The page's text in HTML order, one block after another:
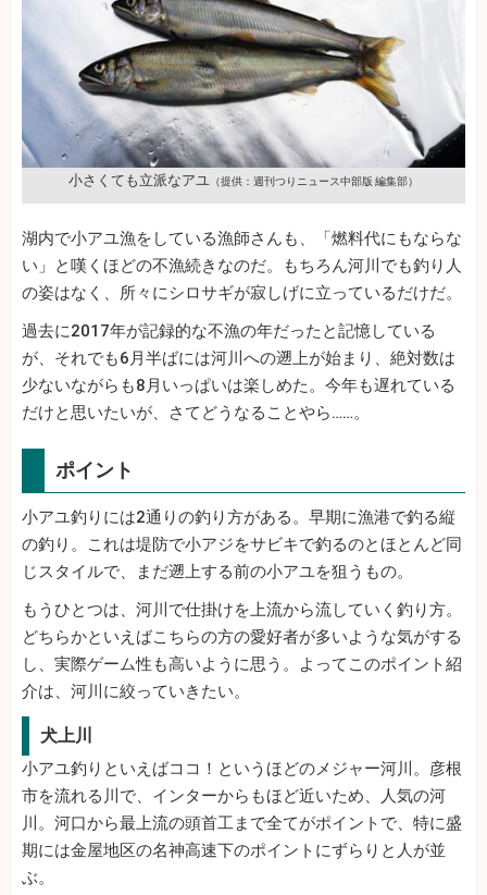
小さくても立派なアユ （提供：週刊つりニュース中部版 編集部）
湖内で小アユ漁をしている漁師さんも、「燃料代にもならな
い」と嘆くほどの不漁続きなのだ。もちろん河川でも釣り人
の姿はなく、所々にシロサギが寂しげに立っているだけだ。
過去に2017年が記録的な不漁の年だったと記憶している
が、それでも6月半ばには河川への遡上が始まり、絶対数は
少ないながらも8月いっぱいは楽しめた。今年も遅れている
だけと思いたいが、さてどうなることやら……。
ポイント
小アユ釣りには2通りの釣り方がある。早期に漁港で釣る縦
の釣り。これは堤防で小アジをサビキで釣るのとほとんど同
じスタイルで、まだ遡上する前の小アユを狙うもの。
もうひとつは、河川で仕掛けを上流から流していく釣り方。
どちらかといえばこちらの方の愛好者が多いような気がする
し、実際ゲーム性も高いように思う。よってこのポイント紹
介は、河川に絞っていきたい。
犬上川
小アユ釣りといえばココ！というほどのメジャー河川。彦根
市を流れる川で、インターからもほど近いため、人気の河
川。河口から最上流の頭首工まで全てがポイントで、特に盛
期には金屋地区の名神高速下のポイントにずらりと人が並
ぶ。